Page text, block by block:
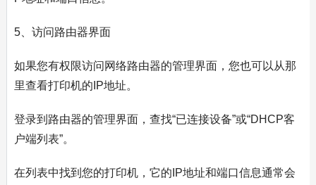
5、访问路由器界面
如果您有权限访问网络路由器的管理界面，您也可以从那
里查看打印机的IP地址。
登录到路由器的管理界面，查找“已连接设备”或“DHCP客
户端列表”。
在列表中找到您的打印机，它的IP地址和端口信息通常会